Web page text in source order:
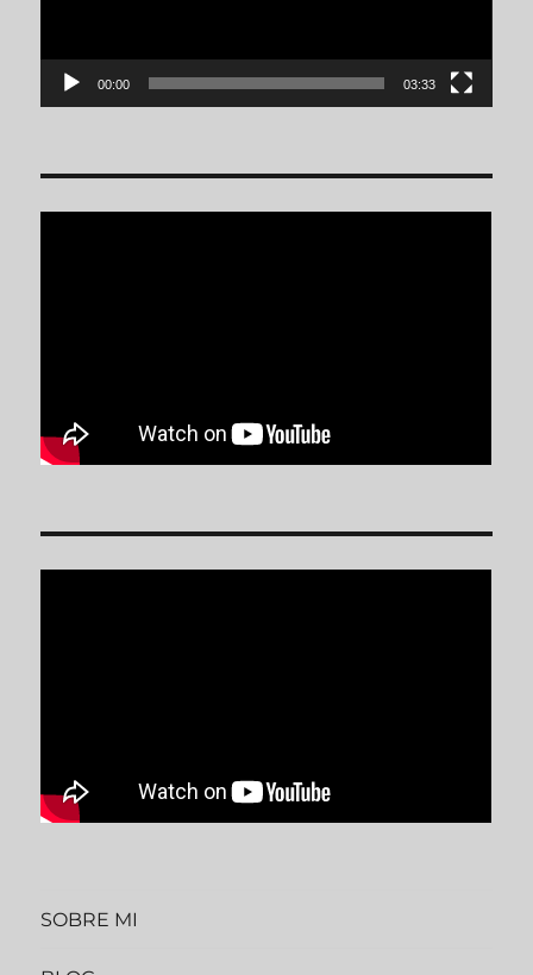
00:00 03:33
SOBRE MI